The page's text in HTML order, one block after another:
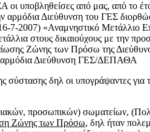
υποβληθείσες από μας, από το
αρμόδια Διεύθυνση του ΓΕΣ
7-2007) «Αναμνηστικό Μετάλλιο
στους δικαιούχους με την
Ζώνης των Πρόσω της
αρμόδια Διεύθυνση ΓΕΣ/ΔΕΠΑΘΑ
σύστασης δηλ οι υπογράψαντες για
προσωπικών) σωματείων,
Ζώνης των Πρόσω, δηλ ήταν